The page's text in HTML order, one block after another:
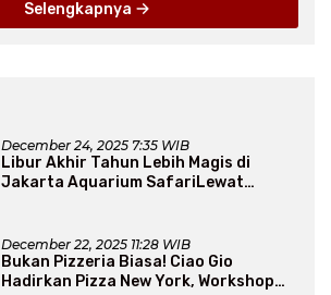
Selengkapnya
December 24, 2025 7:35 WIB
Libur Akhir Tahun Lebih Magis di
Jakarta Aquarium SafariLewat
December 22, 2025 11:28 WIB
Bukan Pizzeria Biasa! Ciao Gio
Hadirkan Pizza New York, Workshop